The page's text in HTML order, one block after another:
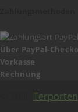
Über PayPal-
Vorkasse
Rechnung
Terporten